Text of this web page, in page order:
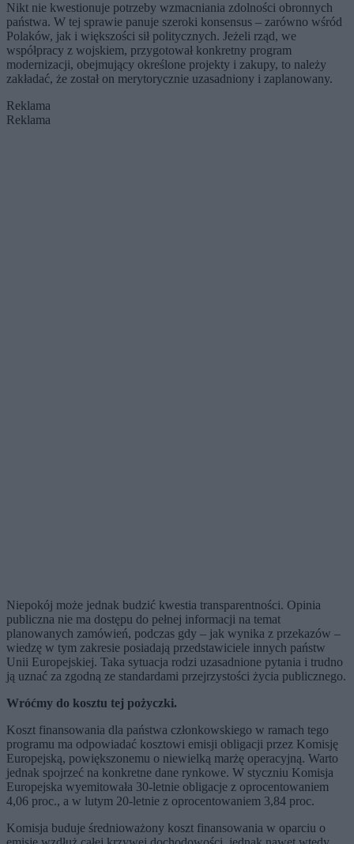
Nikt nie kwestionuje potrzeby wzmacniania zdolności obronnych
państwa. W tej sprawie panuje szeroki konsensus – zarówno wśród
Polaków, jak i większości sił politycznych. Jeżeli rząd, we
współpracy z wojskiem, przygotował konkretny program
modernizacji, obejmujący określone projekty i zakupy, to należy
zakładać, że został on merytorycznie uzasadniony i zaplanowany.
Reklama
Reklama
Niepokój może jednak budzić kwestia transparentności. Opinia
publiczna nie ma dostępu do pełnej informacji na temat
planowanych zamówień, podczas gdy – jak wynika z przekazów –
wiedzę w tym zakresie posiadają przedstawiciele innych państw
Unii Europejskiej. Taka sytuacja rodzi uzasadnione pytania i trudno
ją uznać za zgodną ze standardami przejrzystości życia publicznego.
Wróćmy do kosztu tej pożyczki.
Koszt finansowania dla państwa członkowskiego w ramach tego
programu ma odpowiadać kosztowi emisji obligacji przez Komisję
Europejską, powiększonemu o niewielką marżę operacyjną. Warto
jednak spojrzeć na konkretne dane rynkowe. W styczniu Komisja
Europejska wyemitowała 30-letnie obligacje z oprocentowaniem
4,06 proc., a w lutym 20-letnie z oprocentowaniem 3,84 proc.
Komisja buduje średnioważony koszt finansowania w oparciu o